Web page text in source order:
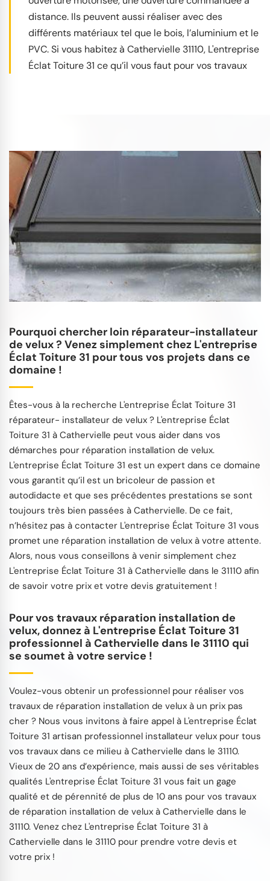
distance. Ils peuvent aussi réaliser avec des
différents matériaux tel que le bois, l’aluminium et le
PVC. Si vous habitez à Cathervielle 31110, L'entreprise
Éclat Toiture 31 ce qu’il vous faut pour vos travaux
Pourquoi chercher loin réparateur-installateur
de velux ? Venez simplement chez L'entreprise
Éclat Toiture 31 pour tous vos projets dans ce
domaine !
Êtes-vous à la recherche L'entreprise Éclat Toiture 31
réparateur- installateur de velux ? L'entreprise Éclat
Toiture 31 à Cathervielle peut vous aider dans vos
démarches pour réparation installation de velux.
L'entreprise Éclat Toiture 31 est un expert dans ce domaine
vous garantit qu’il est un bricoleur de passion et
autodidacte et que ses précédentes prestations se sont
toujours très bien passées à Cathervielle. De ce fait,
n’hésitez pas à contacter L'entreprise Éclat Toiture 31 vous
promet une réparation installation de velux à votre attente.
Alors, nous vous conseillons à venir simplement chez
L'entreprise Éclat Toiture 31 à Cathervielle dans le 31110 afin
de savoir votre prix et votre devis gratuitement !
Pour vos travaux réparation installation de
velux, donnez à L'entreprise Éclat Toiture 31
professionnel à Cathervielle dans le 31110 qui
se soumet à votre service !
Voulez-vous obtenir un professionnel pour réaliser vos
travaux de réparation installation de velux à un prix pas
cher ? Nous vous invitons à faire appel à L'entreprise Éclat
Toiture 31 artisan professionnel installateur velux pour tous
vos travaux dans ce milieu à Cathervielle dans le 31110.
Vieux de 20 ans d’expérience, mais aussi de ses véritables
qualités L'entreprise Éclat Toiture 31 vous fait un gage
qualité et de pérennité de plus de 10 ans pour vos travaux
de réparation installation de velux à Cathervielle dans le
31110. Venez chez L'entreprise Éclat Toiture 31 à
Cathervielle dans le 31110 pour prendre votre devis et
votre prix !